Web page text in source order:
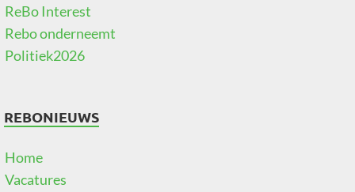
ReBo Interest
Rebo onderneemt
Politiek2026
REBONIEUWS
Home
Vacatures